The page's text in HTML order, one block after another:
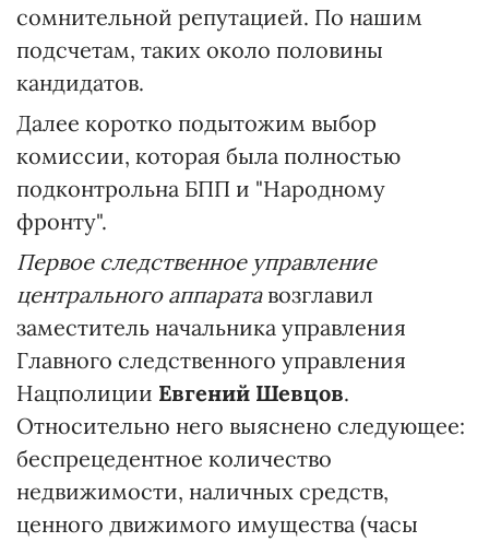
сомнительной репутацией. По нашим
подсчетам, таких около половины
кандидатов.
Далее коротко подытожим выбор
комиссии, которая была полностью
подконтрольна БПП и "Народному
фронту".
Первое следственное управление
центрального аппаратавозглавил
заместитель начальника управления
Главного следственного управления
Нацполиции Евгений Шевцов.
Относительно него выяснено следующее:
беспрецедентное количество
недвижимости, наличных средств,
ценного движимого имущества (часы